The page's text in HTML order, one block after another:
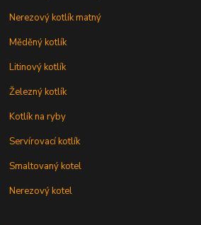
Nerezový kotlík matný
Měděný kotlík
Litinový kotlík
Železný kotlík
Kotlík na ryby
Servírovací kotlík
Smaltovaný kotel
Nerezový kotel